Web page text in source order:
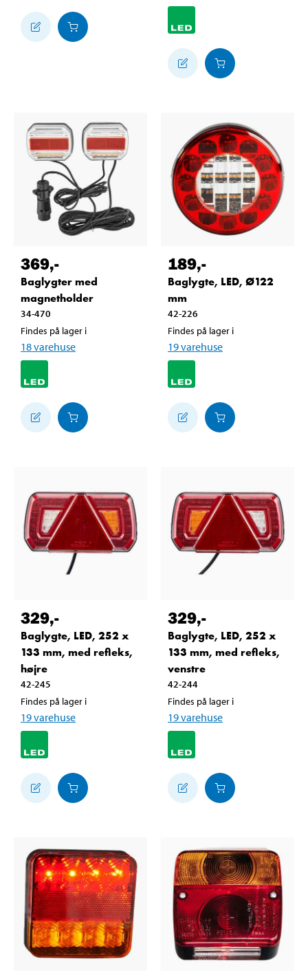
369,-
Baglygter med
magnetholder
34-470
Findes på lager i
18varehuse
189,-
Baglygte, LED, Ø122
mm
42-226
Findes på lager i
19varehuse
329,-
Baglygte, LED, 252 x
133 mm, med refleks,
højre
42-245
Findes på lager i
19varehuse
329,-
Baglygte, LED, 252 x
133 mm, med refleks,
venstre
42-244
Findes på lager i
19varehuse